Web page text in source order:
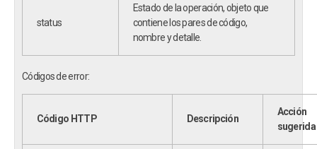
status
Estado de la operación, objeto que
contiene los pares de código,
nombre y detalle.
Códigos de error:
Código HTTP Descripción
Acción
sugerida